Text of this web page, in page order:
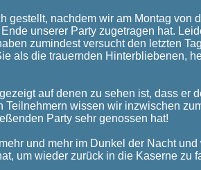
gestellt, nachdem wir am Montag von
unserer Party zugetragen hat.
zumindest versucht den letzten
als die trauernden Hinterbliebenen,
auf denen zu sehen ist, dass er
Teilnehmern wissen wir inzwischen
Party sehr genossen hat!
und mehr im Dunkel der Nacht
um wieder zurück in die Kaserne zu